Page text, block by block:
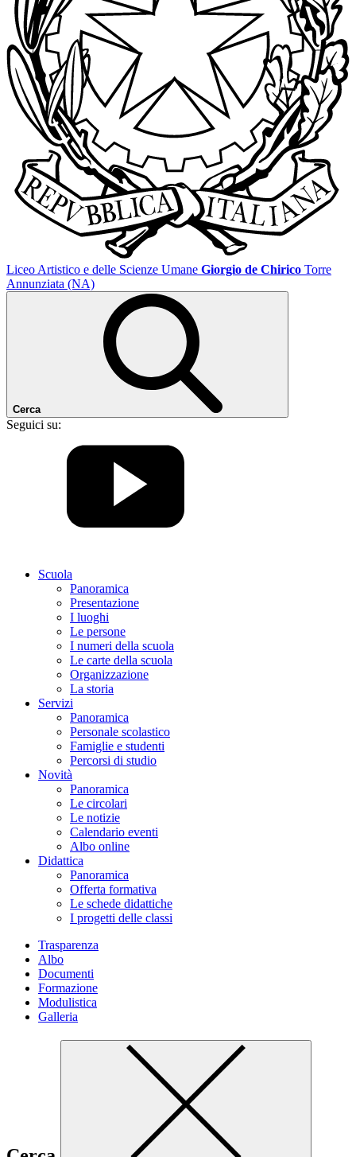
Liceo Artistico e delle Scienze Umane Giorgio de Chirico Torre
Annunziata (NA)
Cerca
Seguici su:
Scuola
Panoramica
Presentazione
I luoghi
Le persone
I numeri della scuola
Le carte della scuola
Organizzazione
La storia
Servizi
Panoramica
Personale scolastico
Famiglie e studenti
Percorsi di studio
Novità
Panoramica
Le circolari
Le notizie
Calendario eventi
Albo online
Didattica
Panoramica
Offerta formativa
Le schede didattiche
I progetti delle classi
Trasparenza
Albo
Documenti
Formazione
Modulistica
Galleria